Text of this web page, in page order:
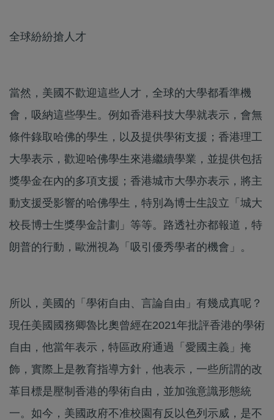
全球紛紛搶人才
當然，美國不歡迎這些人才，全球的大學都看準機
會，吸納這些學生。例如香港科技大學就表示，會無
條件錄取哈佛的學生，以及提供學術支援；香港理工
大學表示，歡迎哈佛學生來港繼續學業，並提供包括
獎學金在內的多項支援；香港城市大學亦表示，將主
動支援受影響的哈佛學生，特別為博士生設立「城大
校長博士生獎學金計劃」等等。路透社亦都報道，特
朗普的行動，歐洲視為「吸引優秀學者的機會」。
所以，美國的「學術自由、言論自由」有幾成真呢？
現任美國國務卿魯比奧曾經在2021年批評香港的學術
自由，他當年表示，特區政府通過「愛國主義」掩
飾，實際上是教育指導方針，他表示，一些所謂的改
革目標是壓制香港的學術自由，並加強意識形態統
一。如今，美國政府不准校園有反以色列示威，是不